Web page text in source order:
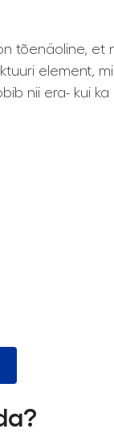
tõenäoline, et
element,
nii era- kui ka